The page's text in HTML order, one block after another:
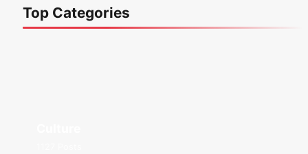
Top Categories